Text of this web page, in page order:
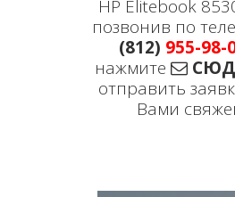
HP Elitebook
позвонив по
(812) 955-98-
нажмите
отправить
Вами